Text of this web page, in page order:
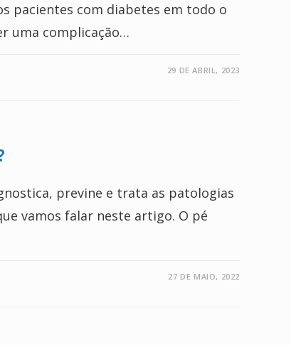
pacientes com diabetes em todo o
uma complicação…
29 DE ABRIL, 2023
previne e trata as patologias
vamos falar neste artigo. O pé
27 DE MAIO, 2022